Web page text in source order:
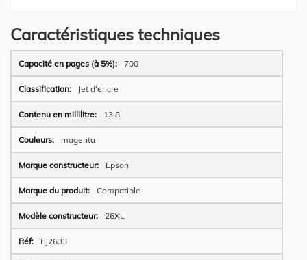
Caractéristiques techniques
Plus
d’information
700
Jet d'encre
13.8
magenta
Epson
Compatible
26XL
EJ2633